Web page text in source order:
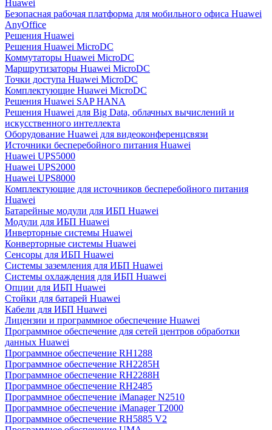
Huawei
Безопасная рабочая платформа для мобильного офиса Huawei
AnyOffice
Решения Huawei
Решения Huawei MicroDC
Коммутаторы Huawei MicroDC
Маршрутизаторы Huawei MicroDC
Точки доступа Huawei MicroDC
Комплектующие Huawei MicroDC
Решения Huawei SAP HANA
Решения Huawei для Big Data, облачных вычислений и
искусственного интеллекта
Оборудование Huawei для видеоконференцсвязи
Источники бесперебойного питания Huawei
Huawei UPS5000
Huawei UPS2000
Huawei UPS8000
Комплектующие для источников бесперебойного питания
Huawei
Батарейные модули для ИБП Huawei
Модули для ИБП Huawei
Инверторные системы Huawei
Конверторные системы Huawei
Сенсоры для ИБП Huawei
Системы заземления для ИБП Huawei
Системы охлаждения для ИБП Huawei
Опции для ИБП Huawei
Стойки для батарей Huawei
Кабели для ИБП Huawei
Лицензии и программное обеспечение Huawei
Программное обеспечение для сетей центров обработки
данных Huawei
Программное обеспечение RH1288
Программное обеспечение RH2285H
Программное обеспечение RH2288H
Программное обеспечение RH2485
Программное обеспечение iManager N2510
Программное обеспечение iManager T2000
Программное обеспечение RH5885 V2